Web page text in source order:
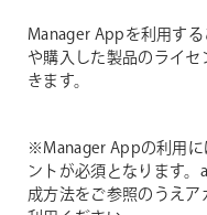
Manager Appを利用す
や購入した製品のライ
きます。
※Manager Appの利用に
ントが必須となります
成方法をご参照のうえ